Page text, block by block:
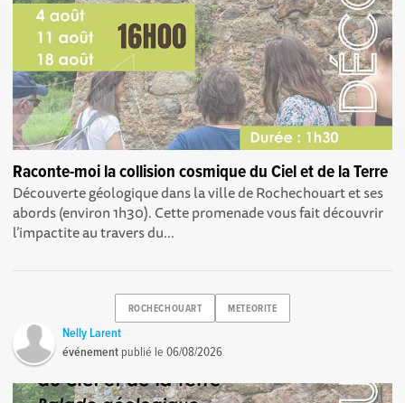
Raconte-moi la collision cosmique du Ciel et de la Terre
Découverte géologique dans la ville de Rochechouart et ses
abords (environ 1h30). Cette promenade vous fait découvrir
l’impactite au travers du...
ROCHECHOUART METEORITE
Nelly Larent
événement publié le06/08/2026